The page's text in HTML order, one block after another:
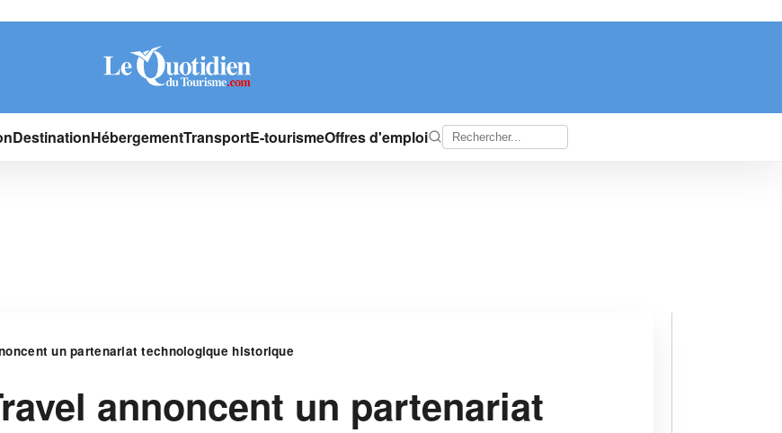
DestinationHébergementTransportE-tourismeOffres d'emploi
un partenariat technologique historique
annoncent un partenariat